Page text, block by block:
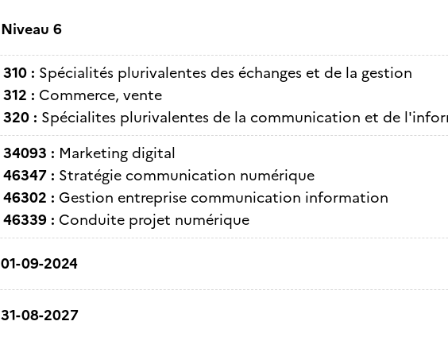
Niveau 6
310 : Spécialités plurivalentes des échanges et de la gestion
312 : Commerce, vente
320 : Spécialites plurivalentes de la communication et de
34093 : Marketing digital
46347 : Stratégie communication numérique
46302 : Gestion entreprise communication information
46339 : Conduite projet numérique
01-09-2024
31-08-2027